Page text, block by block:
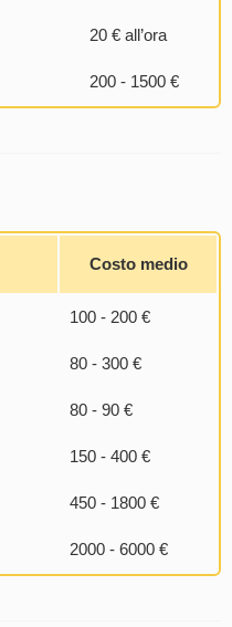
20 € all’ora
200 - 1500 €
Costo medio
100 - 200 €
80 - 300 €
80 - 90 €
150 - 400 €
450 - 1800 €
2000 - 6000 €